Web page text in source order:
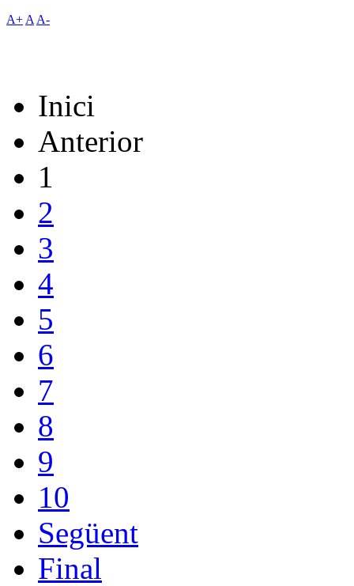
A+ A A-
Inici
Anterior
1
2
3
4
5
6
7
8
9
10
Següent
Final